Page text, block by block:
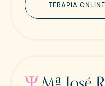
TERAPIA ONLINE